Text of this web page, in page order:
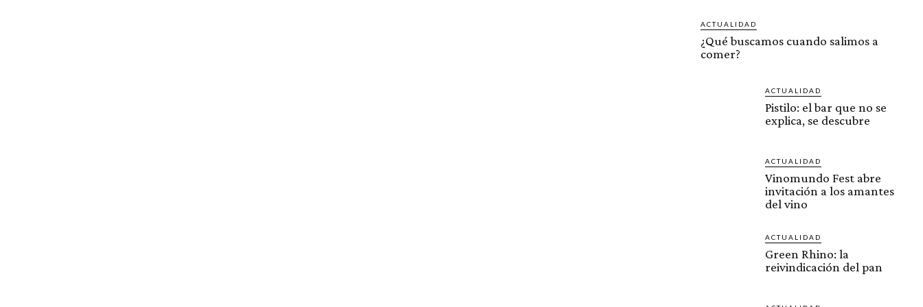
ACTUALIDAD
¿Qué buscamos cuando salimos a
comer?
ACTUALIDAD
Pistilo: el bar que no se
explica, se descubre
ACTUALIDAD
Vinomundo Fest abre
invitación a los amantes
del vino
ACTUALIDAD
Green Rhino: la
reivindicación del pan